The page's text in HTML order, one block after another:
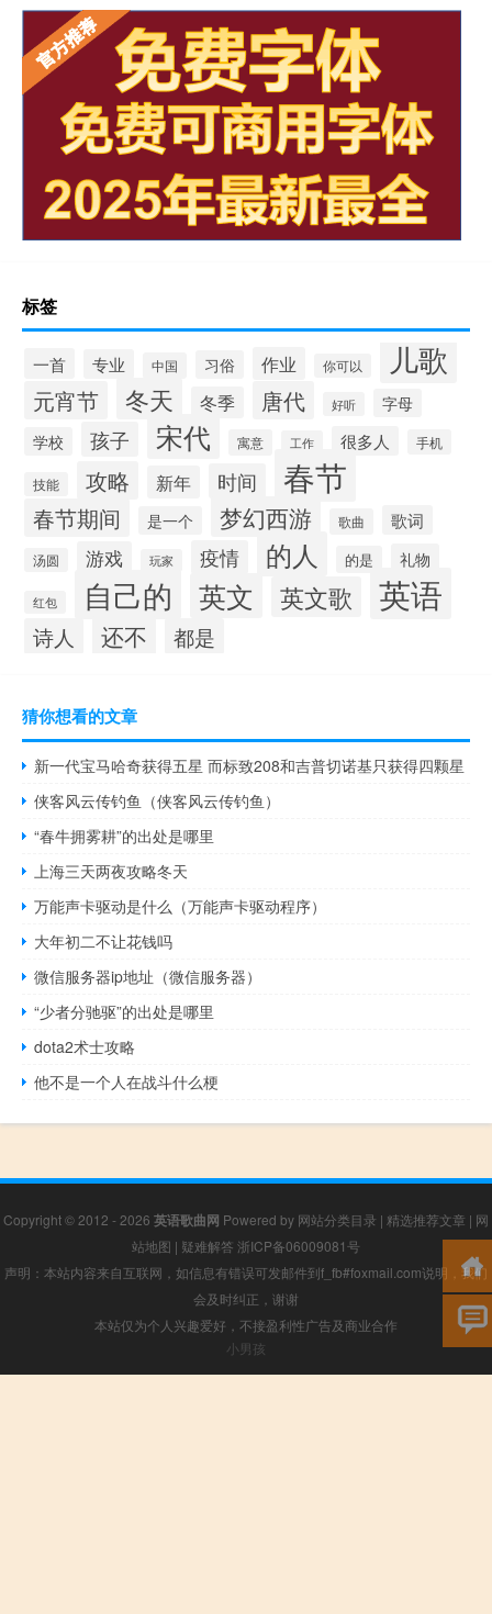
标签
一首 专业 中国 习俗 作业 你可以 儿歌
元宵节 冬天 冬季 唐代 好听
字母
学校
孩子 宋代 寓意 工作 很多人 手机
技能 攻略 新年 时间 春节
春节期间 是一个 梦幻西游 歌曲 歌词
汤圆 游戏 玩家 疫情 的人 的是 礼物
红包 自己的 英文 英文歌 英语
诗人 还不 都是
猜你想看的文章
新一代宝马哈奇获得五星 而标致208和吉普切诺基只获得四颗星
侠客风云传钓鱼（侠客风云传钓鱼）
“春牛拥雾耕”的出处是哪里
上海三天两夜攻略冬天
万能声卡驱动是什么（万能声卡驱动程序）
大年初二不让花钱吗
微信服务器ip地址（微信服务器）
“少者分驰驱”的出处是哪里
dota2术士攻略
他不是一个人在战斗什么梗
Copyright © 2012 - 2026 英语歌曲网 Powered by 网站分类目录 | 精选推荐文章 | 网
站地图 | 疑难解答 浙ICP备06009081号
声明：本站内容来自互联网，如信息有错误可发邮件到f_fb#foxmail.com说明，我们
会及时纠正，谢谢
本站仅为个人兴趣爱好，不接盈利性广告及商业合作
小男孩